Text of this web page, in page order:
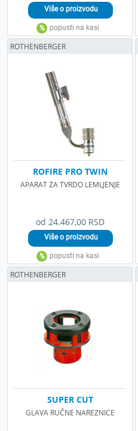
od 24.467,00 RSD
ROFIRE PRO TWIN
APARAT ZA TVRDO LEMLJENJE
ROTHENBERGER
SUPER CUT
GLAVA RUČNE NAREZNICE
ROTHENBERGER